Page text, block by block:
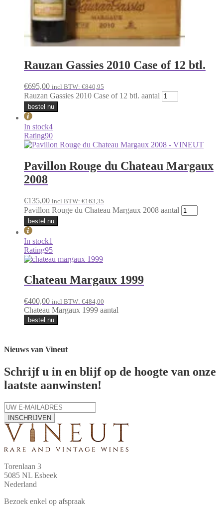
Rauzan Gassies 2010 Case of 12 btl.
€695,00 incl BTW: €840,95
Rauzan Gassies 2010 Case of 12 btl. aantal
bestel nu
In stock4
Rating90
Pavillon Rouge du Chateau Margaux
2008
€135,00 incl BTW: €163,35
Pavillon Rouge du Chateau Margaux 2008 aantal
bestel nu
In stock1
Rating95
Chateau Margaux 1999
€400,00 incl BTW: €484,00
Chateau Margaux 1999 aantal
bestel nu
Nieuws van Vineut
Schrijf u in en blijf op de hoogte van onze
laatste aanwinsten!
INSCHRIJVEN
Torenlaan 3
5085 NL Esbeek
Nederland
Bezoek enkel op afspraak